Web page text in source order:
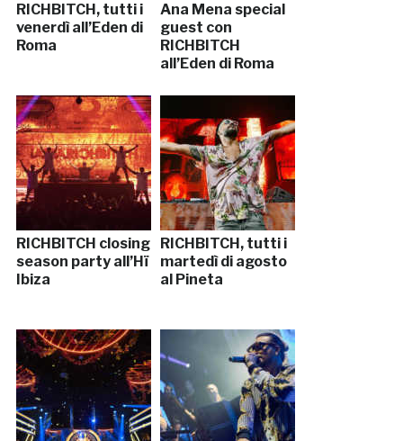
RICHBITCH, tutti i
venerdì all’Eden di
Roma
Ana Mena special
guest con
RICHBITCH
all’Eden di Roma
RICHBITCH closing
season party all’Hï
Ibiza
RICHBITCH, tutti i
martedì di agosto
al Pineta